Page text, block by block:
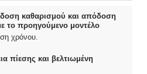
καθαρισμού και απόδοση
το προηγούμενο μοντέλο
χρόνου.
πίεσης και βελτιωμένη